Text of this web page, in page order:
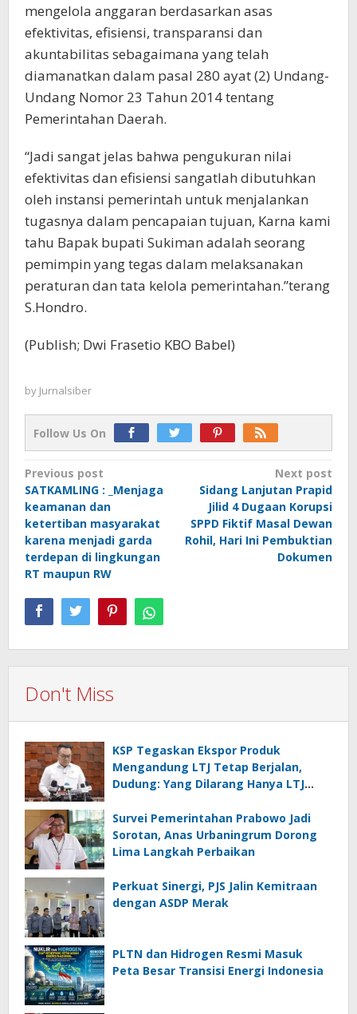
mengelola anggaran berdasarkan asas
efektivitas, efisiensi, transparansi dan
akuntabilitas sebagaimana yang telah
diamanatkan dalam pasal 280 ayat (2) Undang-
Undang Nomor 23 Tahun 2014 tentang
Pemerintahan Daerah.
“Jadi sangat jelas bahwa pengukuran nilai
efektivitas dan efisiensi sangatlah dibutuhkan
oleh instansi pemerintah untuk menjalankan
tugasnya dalam pencapaian tujuan, Karna kami
tahu Bapak bupati Sukiman adalah seorang
pemimpin yang tegas dalam melaksanakan
peraturan dan tata kelola pemerintahan.”terang
S.Hondro.
(Publish; Dwi Frasetio KBO Babel)
by Jurnalsiber
Follow Us On
Post
navigation
Previous post
SATKAMLING : _Menjaga
keamanan dan
ketertiban masyarakat
karena menjadi garda
terdepan di lingkungan
RT maupun RW
Next post
Sidang Lanjutan Prapid
Jilid 4 Dugaan Korupsi
SPPD Fiktif Masal Dewan
Rohil, Hari Ini Pembuktian
Dokumen
Don't Miss
KSP Tegaskan Ekspor Produk
Mengandung LTJ Tetap Berjalan,
Dudung: Yang Dilarang Hanya LTJ
Survei Pemerintahan Prabowo Jadi
Sorotan, Anas Urbaningrum Dorong
Lima Langkah Perbaikan
Perkuat Sinergi, PJS Jalin Kemitraan
dengan ASDP Merak
PLTN dan Hidrogen Resmi Masuk
Peta Besar Transisi Energi Indonesia